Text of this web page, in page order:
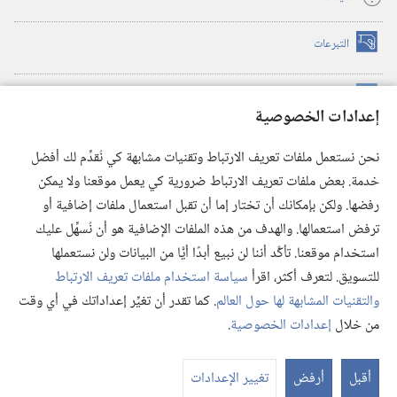
إعدادات الخصوصية
نحن نستعمل ملفات تعريف الارتباط وتقنيات مشابهة كي نُقدِّم لك أفضل
خدمة. بعض ملفات تعريف الارتباط ضرورية كي يعمل موقعنا ولا يمكن
رفضها. ولكن بإمكانك أن تختار إما أن تقبل استعمال ملفات إضافية أو
ترفض استعمالها. والهدف من هذه الملفات الإضافية هو أن نُسهِّل عليك
استخدام موقعنا. تأكَّد أننا لن نبيع أبدًا أيًّا من البيانات ولن نستعملها
للتسويق. لتعرف أكثر، اقرأسياسة استخدام ملفات تعريف الارتباط
والتقنيات المشابهة لها حول العالم. كما تقدر أن تغيِّر إعداداتك في أي وقت
من خلال إعدادات الخصوصية.
أقبل أرفض تغيير الإعدادات
التبرعات (يفتح
نافذة
(يفتح
نافذة
(يفتح
نافذة
جديدة) تطبيق ®
JW Library
مكتبة برج المراقبة
© 2026 .Watch Tower Bible and Tract Society of Pennsylvania
شروط الاستخدام |